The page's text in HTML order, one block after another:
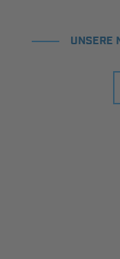
UNSERE